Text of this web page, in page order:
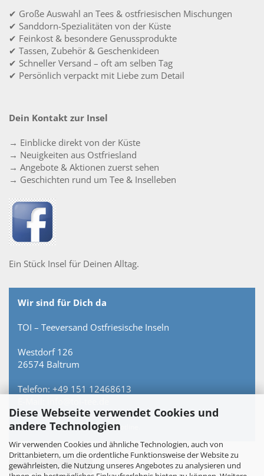
Diese Webseite verwendet Cookies und
andere Technologien
Wir verwenden Cookies und ähnliche Technologien, auch von
Drittanbietern, um die ordentliche Funktionsweise der Website zu
gewährleisten, die Nutzung unseres Angebotes zu analysieren und
✔ Große Auswahl an Tees & ostfriesischen Mischungen
✔ Sanddorn-Spezialitäten von der Küste
✔ Feinkost & besondere Genussprodukte
✔ Tassen, Zubehör & Geschenkideen
✔ Schneller Versand – oft am selben Tag
✔ Persönlich verpackt mit Liebe zum Detail
Dein Kontakt zur Insel
→ Einblicke direkt von der Küste
→ Neuigkeiten aus Ostfriesland
→ Angebote & Aktionen zuerst sehen
→ Geschichten rund um Tee & Inselleben
Ein Stück Insel für Deinen Alltag.
Wir sind für Dich da
TOI – Teeversand Ostfriesische Inseln
Westdorf 126
26574 Baltrum
Telefon: +49 151 12468613
Persönlich erreichbar – keine Hotline.
Vertrag widerrufen